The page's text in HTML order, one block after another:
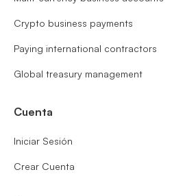
Crypto business payments
Paying international contractors
Global treasury management
Cuenta
Iniciar Sesión
Crear Cuenta